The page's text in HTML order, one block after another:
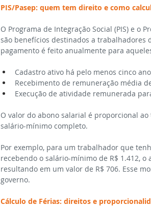
PIS/Pasep: quem tem direito e como
O Programa de Integração Social (PIS) e o
são benefícios destinados a trabalhadores
pagamento é feito anualmente para
Cadastro ativo há pelo menos cinco
Recebimento de remuneração média
Execução de atividade remunerada
O valor do abono salarial é proporcional
salário-mínimo completo.
Por exemplo, para um trabalhador que
recebendo o salário-mínimo de R$ 1.412,
resultando em um valor de R$ 706. Esse
governo.
Cálculo de Férias: direitos e